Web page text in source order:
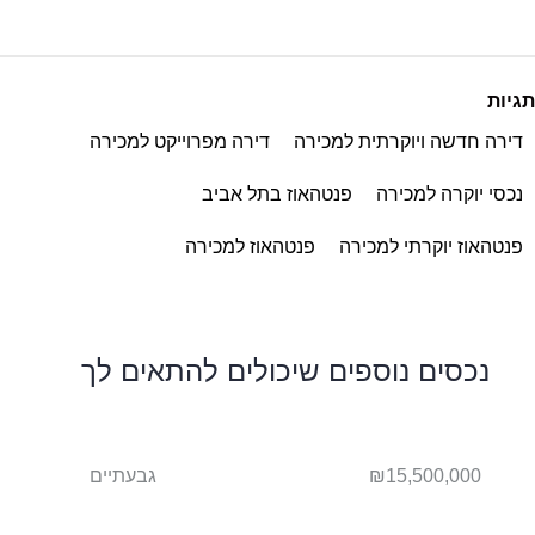
תגיות
דירה חדשה ויוקרתית למכירה
דירה מפרוייקט למכירה
נכסי יוקרה למכירה פנטהאוז בתל אביב
פנטהאוז יוקרתי למכירה פנטהאוז למכירה
נכסים נוספים שיכולים להתאים לך
₪15,500,000 גבעתיים